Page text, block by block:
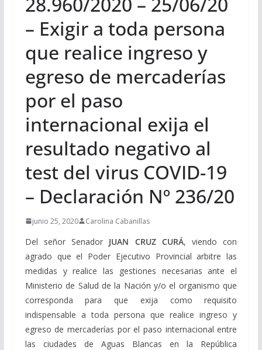
– Exigir a toda persona
que realice ingreso y
egreso de mercaderías
por el paso
internacional exija el
resultado negativo al
test del virus COVID-19
– Declaración Nº 236/20
junio 25, 2020 Carolina Cabanillas
Del señor Senador JUAN CRUZ CURÁ, viendo con
agrado que el Poder Ejecutivo Provincial arbitre las
medidas y realice las gestiones necesarias ante el
Ministerio de Salud de la Nación y/o el organismo que
corresponda para que exija como requisito
indispensable a toda persona que realice ingreso y
egreso de mercaderías por el paso internacional entre
las ciudades de Aguas Blancas en la República